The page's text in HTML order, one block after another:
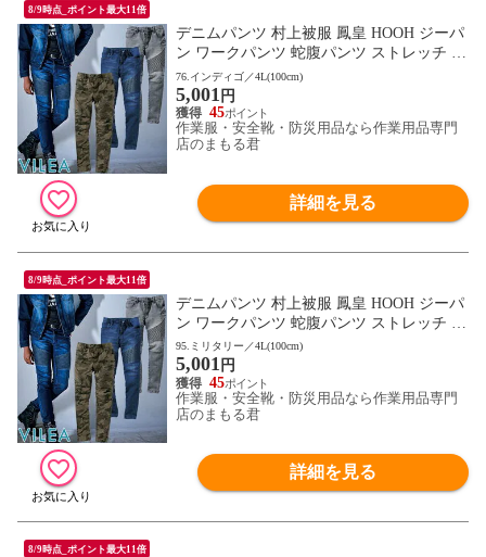
8/9時点_ポイント最大11倍
デニムパンツ 村上被服 鳳皇 HOOH ジーパ
ン ワークパンツ 蛇腹パンツ ストレッチ 綿
おしゃれ 人気 安い かっこいい おすすめ
作業着 作業服 作業ズボン ジーンズ メンズ
ワーク マン 通年 秋冬 オールシーズン グ
レー ミリタリー 1804
76.インディゴ／4L(100cm)
5,001 円
45
作業服・安全靴・防災用品なら作業用品専門
店のまもる君
詳細を見る
8/9時点_ポイント最大11倍
デニムパンツ 村上被服 鳳皇 HOOH ジーパ
ン ワークパンツ 蛇腹パンツ ストレッチ 綿
おしゃれ 人気 安い かっこいい おすすめ
作業着 作業服 作業ズボン ジーンズ メンズ
ワーク マン 通年 秋冬 オールシーズン グ
レー ミリタリー 1804
95.ミリタリー／4L(100cm)
5,001 円
45
作業服・安全靴・防災用品なら作業用品専門
店のまもる君
詳細を見る
8/9時点_ポイント最大11倍